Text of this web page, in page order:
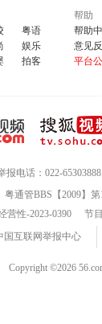
粤语
娱乐
拍客
帮助
帮助
意见
平台
报电话：022-65303888
粤通管BBS【2009】
营性-2023-0390
节
国互联网举报中心
Copyright ©2026